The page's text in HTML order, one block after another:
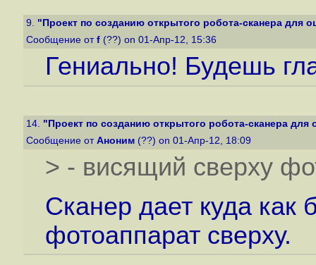
9. "Проект по созданию открытого робота-сканера для
Сообщение от f (??) on 01-Апр-12, 15:36
Гениально! Будешь
14. "Проект по созданию открытого робота-сканера
Сообщение от Аноним (??) on 01-Апр-12, 18:09
> - висящий сверху
Сканер дает куда как
фотоаппарат сверху.